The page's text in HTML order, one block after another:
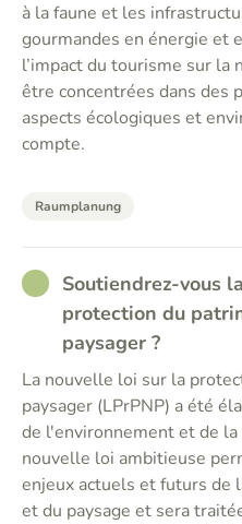
à la faune et les
gourmandes en énergie et
l’impact du tourisme sur
être concentrées dans des
aspects écologiques et
compte.
Raumplanung
RATHER_GOOD
Soutiendrez-vous
protection du
paysager ?
La nouvelle loi sur la
paysager (LPrPNP) a été
de l'environnement et de la
nouvelle loi ambitieuse
enjeux actuels et futurs de
et du paysage et sera